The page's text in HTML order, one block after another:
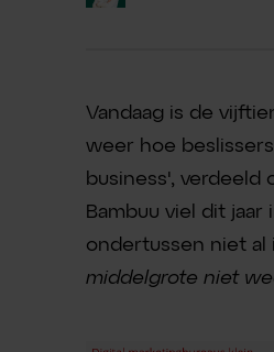
Vandaag is de
weer hoe
business', verdeeld
Bambuu viel dit
ondertussen niet al
middelgrote niet